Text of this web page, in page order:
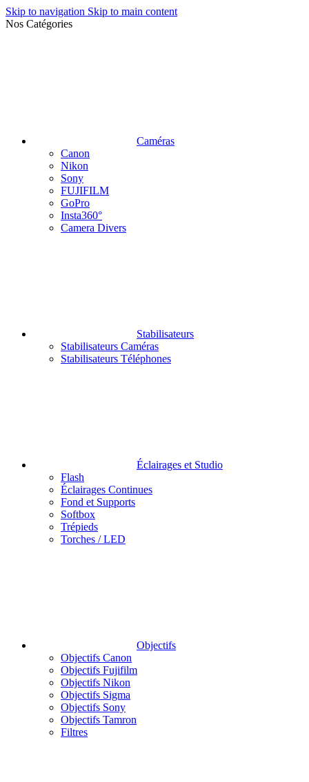
Skip to navigation Skip to main content
Nos Catégories
Caméras
Canon
Nikon
Sony
FUJIFILM
GoPro
Insta360°
Camera Divers
Stabilisateurs
Stabilisateurs Caméras
Stabilisateurs Téléphones
Éclairages et Studio
Flash
Éclairages Continues
Fond et Supports
Softbox
Trépieds
Torches / LED
Objectifs
Objectifs Canon
Objectifs Fujifilm
Objectifs Nikon
Objectifs Sigma
Objectifs Sony
Objectifs Tamron
Filtres